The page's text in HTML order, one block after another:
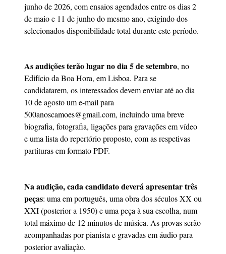
junho de 2026, com ensaios agendados entre os dias 2
de maio e 11 de junho do mesmo ano, exigindo dos
selecionados disponibilidade total durante este período.
As audições terão lugar no dia 5 de setembro, no
Edifício da Boa Hora, em Lisboa. Para se
candidatarem, os interessados devem enviar até ao dia
10 de agosto um e-mail para
500anoscamoes@gmail.com, incluindo uma breve
biografia, fotografia, ligações para gravações em vídeo
e uma lista do repertório proposto, com as respetivas
partituras em formato PDF.
Na audição, cada candidato deverá apresentar três
peças: uma em português, uma obra dos séculos XX ou
XXI (posterior a 1950) e uma peça à sua escolha, num
total máximo de 12 minutos de música. As provas serão
acompanhadas por pianista e gravadas em áudio para
posterior avaliação.